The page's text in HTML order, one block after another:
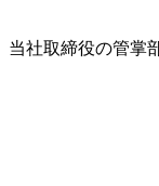
社取締役の管